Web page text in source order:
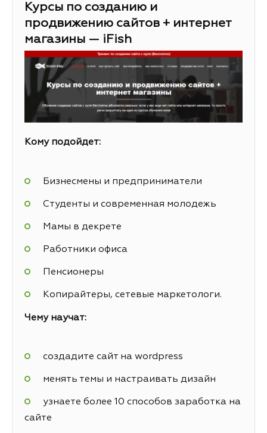
Курсы по созданию и
продвижению сайтов + интернет
магазины — iFish
Кому подойдет:
Бизнесмены и предприниматели
Студенты и современная молодежь
Мамы в декрете
Работники офиса
Пенсионеры
Копирайтеры, сетевые маркетологи.
Чему научат:
создадите сайт на wordpress
менять темы и настраивать дизайн
узнаете более 10 способов заработка на
сайте